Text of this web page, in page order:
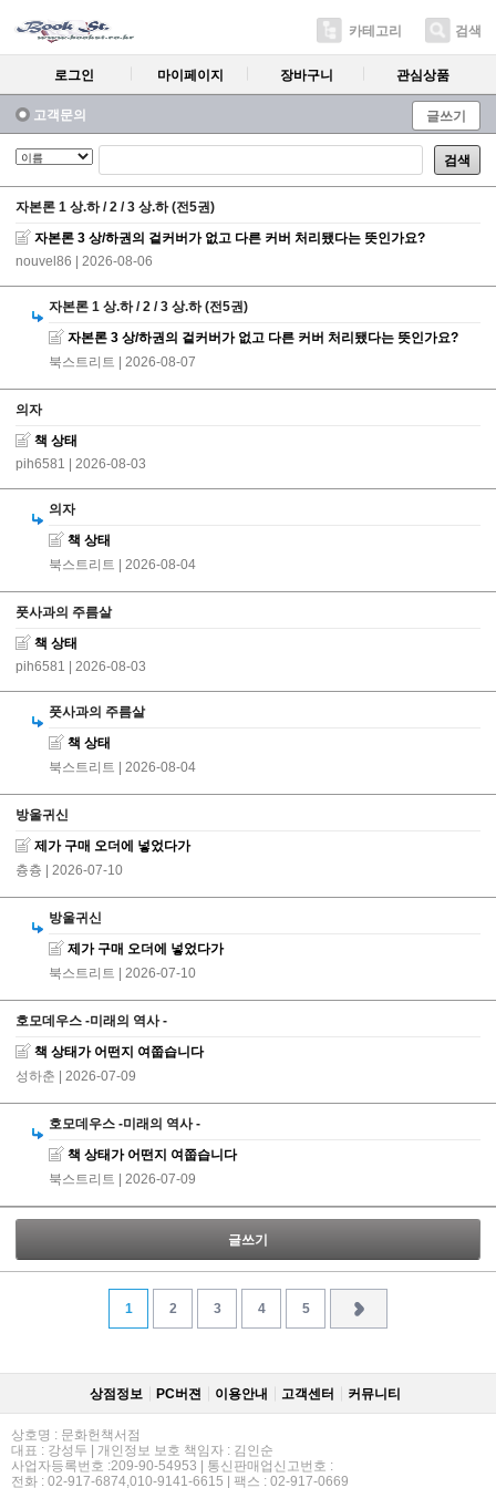
카테고리 검색
로그인 마이페이지 장바구니 관심상품
고객문의 글쓰기
검색
자본론 1 상.하 / 2 / 3 상.하 (전5권)
자본론 3 상/하권의 겉커버가 없고 다른 커버 처리됐다는 뜻인가요?
nouvel86
| 2026-08-06
자본론 1 상.하 / 2 / 3 상.하 (전5권)
자본론 3 상/하권의 겉커버가 없고 다른 커버 처리됐다는 뜻인가요?
북스트리트
| 2026-08-07
의자
책 상태
pih6581
| 2026-08-03
의자
책 상태
북스트리트
| 2026-08-04
풋사과의 주름살
책 상태
pih6581
| 2026-08-03
풋사과의 주름살
책 상태
북스트리트
| 2026-08-04
방울귀신
제가 구매 오더에 넣었다가
츙츙
| 2026-07-10
방울귀신
제가 구매 오더에 넣었다가
북스트리트
| 2026-07-10
호모데우스 -미래의 역사 -
책 상태가 어떤지 여쭙습니다
성하춘
| 2026-07-09
호모데우스 -미래의 역사 -
책 상태가 어떤지 여쭙습니다
북스트리트
| 2026-07-09
글쓰기
1 2 3 4 5
상점정보 PC버젼 이용안내 고객센터 커뮤니티
상호명 : 문화헌책서점
대표 : 강성두 | 개인정보 보호 책임자 : 김인순
사업자등록번호 :209-90-54953 | 통신판매업신고번호 :
전화 : 02-917-6874,010-9141-6615 | 팩스 : 02-917-0669